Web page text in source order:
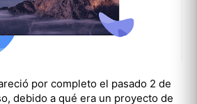
por completo el pasado 2 de
debido a qué era un proyecto de